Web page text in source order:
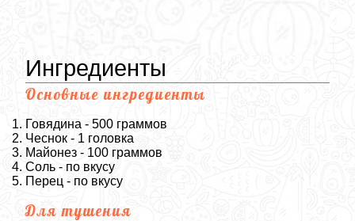
Ингредиенты
Основные ингредиенты
Говядина - 500 граммов
Чеснок - 1 головка
Майонез - 100 граммов
Соль - по вкусу
Перец - по вкусу
Для тушения